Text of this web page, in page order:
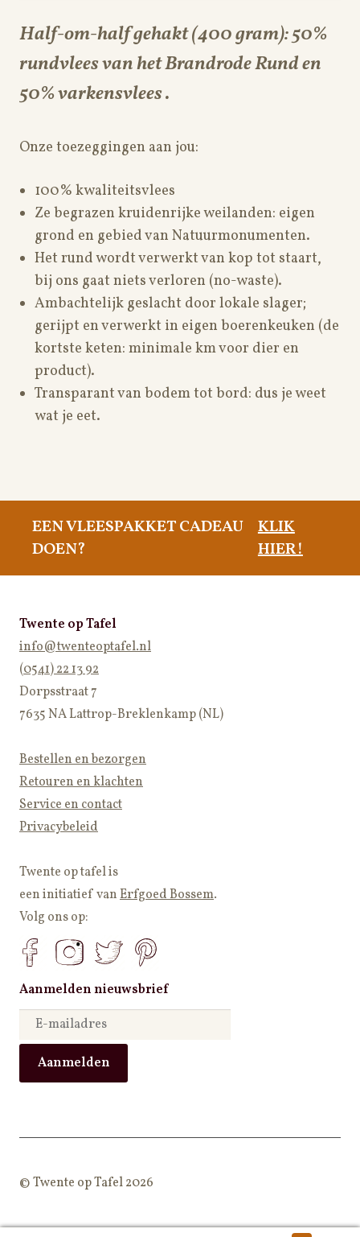
Half-om-half gehakt (400 gram): 50%
rundvlees van het Brandrode Rund en
50% varkensvlees .
Onze toezeggingen aan jou:
100% kwaliteitsvlees
Ze begrazen kruidenrijke weilanden: eigen
grond en gebied van Natuurmonumenten.
Het rund wordt verwerkt van kop tot staart,
bij ons gaat niets verloren (no-waste).
Ambachtelijk geslacht door lokale slager;
gerijpt en verwerkt in eigen boerenkeuken (de
kortste keten: minimale km voor dier en
product).
Transparant van bodem tot bord: dus je weet
wat je eet.
EEN VLEESPAKKET CADEAU
DOEN?
KLIK
HIER!
Twente op Tafel
info@twenteoptafel.nl
(0541) 22 13 92
Dorpsstraat 7
7635 NA Lattrop-Breklenkamp (NL)
Bestellen en bezorgen
Retouren en klachten
Service en contact
Privacybeleid
Twente op tafel is
eeninitiatief vanErfgoed Bossem.
Volg ons op:
Aanmelden nieuwsbrief
© Twente op Tafel 2026